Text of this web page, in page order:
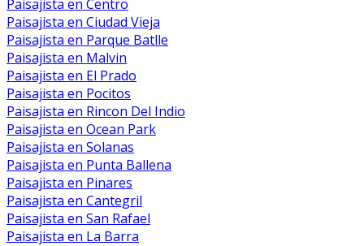
Paisajista en Centro
Paisajista en Ciudad Vieja
Paisajista en Parque Batlle
Paisajista en Malvin
Paisajista en El Prado
Paisajista en Pocitos
Paisajista en Rincon Del Indio
Paisajista en Ocean Park
Paisajista en Solanas
Paisajista en Punta Ballena
Paisajista en Pinares
Paisajista en Cantegril
Paisajista en San Rafael
Paisajista en La Barra